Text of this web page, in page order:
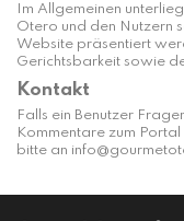
Im Allgemeinen
Otero und den Nutzern
Website präsentiert
Gerichtsbarkeit sowie
Kontakt
Falls ein Benutzer
Kommentare zum
bitte an